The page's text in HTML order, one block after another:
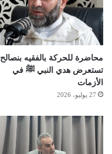
محاضرة للحركة بالفقيه بنصالح
تستعرض هدي النبي ﷺ في
الأزمات
27 يوليو، 2026